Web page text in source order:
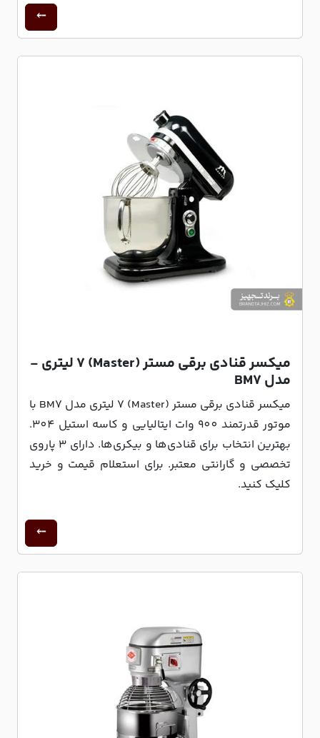
میکسر قنادی برقی مستر (Master) 7 لیتری -
مدل BM7
میکسر قنادی برقی مستر (Master) 7 لیتری مدل BM7 با
موتور قدرتمند 900 وات ایتالیایی و کاسه استیل 304.
بهترین انتخاب برای قنادی‌ها و بیکری‌ها. دارای 3 پاروی
تخصصی و گارانتی معتبر. برای استعلام قیمت و خرید
کلیک کنید.